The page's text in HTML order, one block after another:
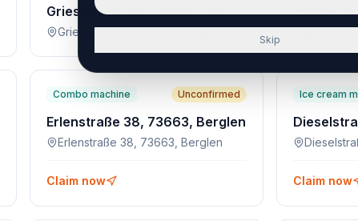
Griesstraße 26, 72793, Pfullingen
Griesstraße 26, 72793, Pfullingen Eninger
Combo machine Unconfirmed
Erlenstraße 38, 73663, Berglen
Erlenstraße 38, 73663, Berglen
Claim now
Ice cream
Claim now
Skip